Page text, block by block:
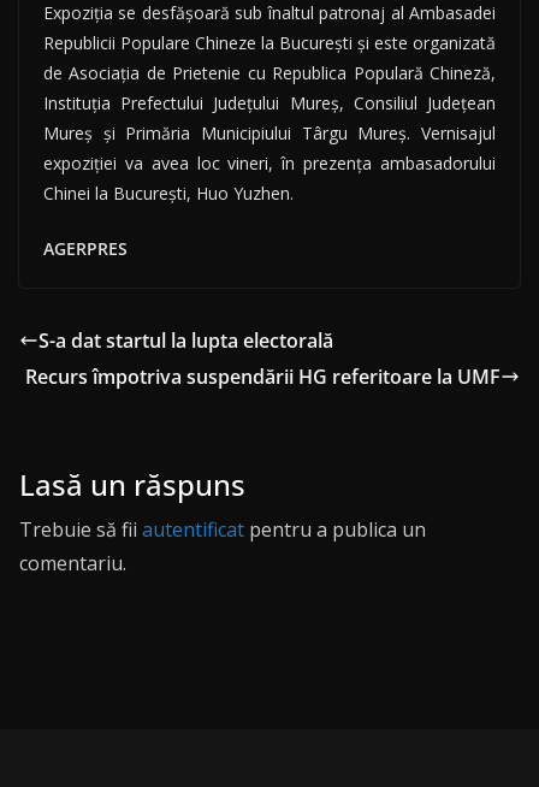
Expoziţia se desfăşoară sub înaltul patronaj al Ambasadei
Republicii Populare Chineze la Bucureşti şi este organizată
de Asociaţia de Prietenie cu Republica Populară Chineză,
Instituţia Prefectului Judeţului Mureş, Consiliul Judeţean
Mureş şi Primăria Municipiului Târgu Mureş. Vernisajul
expoziţiei va avea loc vineri, în prezenţa ambasadorului
Chinei la Bucureşti, Huo Yuzhen.
AGERPRES
S-a dat startul la lupta electorală
Recurs împotriva suspendării HG referitoare la UMF
Lasă un răspuns
Trebuie să fii autentificat pentru a publica un
comentariu.